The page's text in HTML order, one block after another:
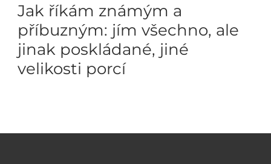
Jak říkám známým a
příbuzným: jím všechno, ale
jinak poskládané, jiné
velikosti porcí